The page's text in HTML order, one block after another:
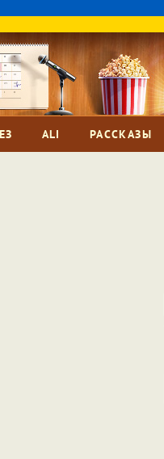
ALI РАССКАЗЫ